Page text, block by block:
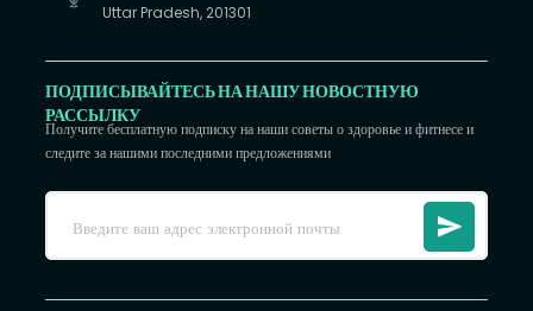
Uttar Pradesh, 201301
ПОДПИСЫВАЙТЕСЬ НА НАШУ НОВОСТНУЮ
РАССЫЛКУ
Получите бесплатную подписку на наши советы о здоровье и фитнесе и
следите за нашими последними предложениями